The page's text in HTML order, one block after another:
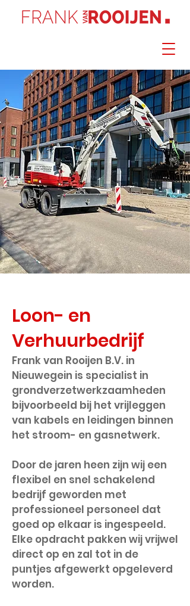
Loon- en
Verhuurbedrijf
Frank van Rooijen B.V. in
Nieuwegein is specialist in
grondverzetwerkzaamheden
bijvoorbeeld bij het vrijleggen
van kabels en leidingen binnen
het stroom- en gasnetwerk.
Door de jaren heen zijn wij een
flexibel en snel schakelend
bedrijf geworden met
professioneel personeel dat
goed op elkaar is ingespeeld.
Elke opdracht pakken wij vrijwel
direct op en zal tot in de
puntjes afgewerkt opgeleverd
worden.